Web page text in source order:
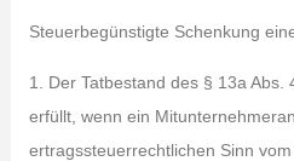
Steuerbegünstigte Schenkung
1. Der Tatbestand des § 13a Abs.
erfüllt, wenn ein
ertragssteuerrechtlichen Sinn